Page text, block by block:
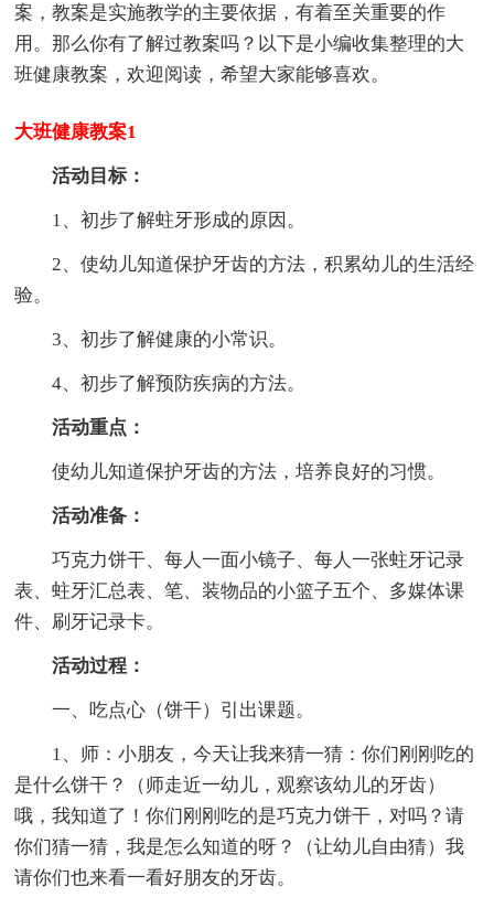
案，教案是实施教学的主要依据，有着至关重要的作
用。那么你有了解过教案吗？以下是小编收集整理的大
班健康教案，欢迎阅读，希望大家能够喜欢。
大班健康教案1
活动目标：
1、初步了解蛀牙形成的原因。
2、使幼儿知道保护牙齿的方法，积累幼儿的生活经
验。
3、初步了解健康的小常识。
4、初步了解预防疾病的方法。
活动重点：
使幼儿知道保护牙齿的方法，培养良好的习惯。
活动准备：
巧克力饼干、每人一面小镜子、每人一张蛀牙记录
表、蛀牙汇总表、笔、装物品的小篮子五个、多媒体课
件、刷牙记录卡。
活动过程：
一、吃点心（饼干）引出课题。
1、师：小朋友，今天让我来猜一猜：你们刚刚吃的
是什么饼干？（师走近一幼儿，观察该幼儿的牙齿）
哦，我知道了！你们刚刚吃的是巧克力饼干，对吗？请
你们猜一猜，我是怎么知道的呀？（让幼儿自由猜）我
请你们也来看一看好朋友的牙齿。